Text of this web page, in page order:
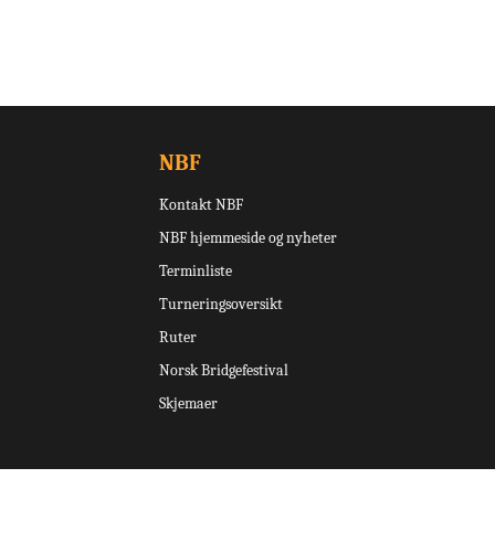
NBF
Kontakt NBF
NBF hjemmeside og nyheter
Terminliste
Turneringsoversikt
Ruter
Norsk Bridgefestival
Skjemaer